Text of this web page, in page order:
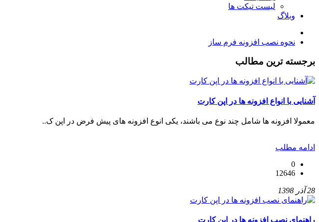
لیست تیکت ها
وبلاگ
نحوه نصب افزونه فرم ساز
برجسته ترین مطالب
آشنایی با انواع افزونه ها در اپن کارت
معمولا افزونه ها شامل چند نوع می باشند، یکی انوع افزونه های پیش فرض در اپن ک..
ادامه مطلب
0
12646
28 آذر 1398
راهنمای نصب افزونه ها در اپن کارت